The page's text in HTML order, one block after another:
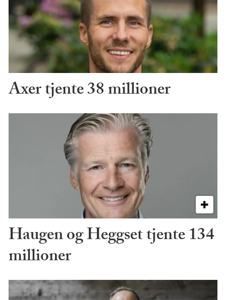
Axer tjente 38 millioner
Haugen og Heggset tjente 134
millioner